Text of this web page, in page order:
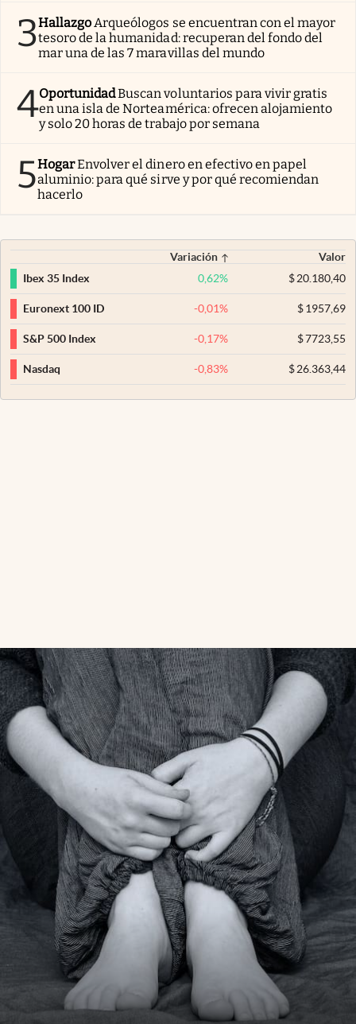
3Hallazgo Arqueólogos se encuentran con el mayor
tesoro de la humanidad: recuperan del fondo del
mar una de las 7 maravillas del mundo
4OportunidadBuscan voluntarios para vivir gratis
en una isla de Norteamérica: ofrecen alojamiento
y solo 20 horas de trabajo por semana
5HogarEnvolver el dinero en efectivo en papel
aluminio: para qué sirve y por qué recomiendan
hacerlo
Variación
Valor
Ibex 35 Index
0,62% $20.180,40
Euronext 100 ID -0,01% $1957,69
S&P 500 Index -0,17% $7723,55
Nasdaq -0,83% $26.363,44